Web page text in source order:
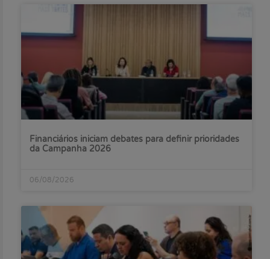
Financiários iniciam debates para definir prioridades
da Campanha 2026
06/08/2026